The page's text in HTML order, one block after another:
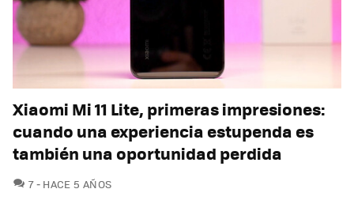
Xiaomi Mi 11 Lite, primeras impresiones:
cuando una experiencia estupenda es
también una oportunidad perdida
7COMENTARIOS
HACE 5 AÑOS